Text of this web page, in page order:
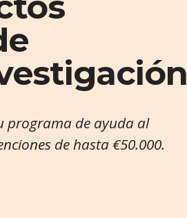
programa de ayuda al
de hasta €50.000.